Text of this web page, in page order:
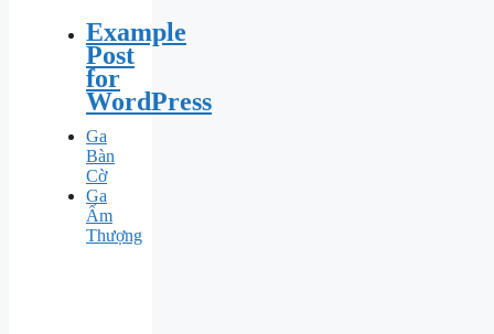
Example
Post
for
WordPress
Ga
Bàn
Cờ
Ga
Ấm
Thượng